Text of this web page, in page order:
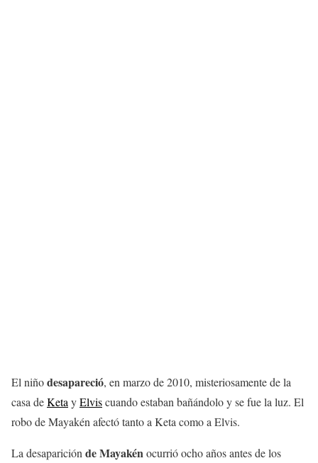
El niñodesapareció, en marzo de 2010, misteriosamente de la
casa deKetayElviscuando estaban bañándolo y se fue la luz. El
robo de Mayakén afectó tanto a Keta como a Elvis.
La desapariciónde Mayakénocurrió ocho años antes de los